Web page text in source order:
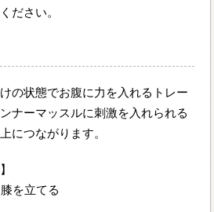
ださい。
の状態でお腹に力を入れるトレー
ナーマッスルに刺激を入れられる
につながります。
を立てる